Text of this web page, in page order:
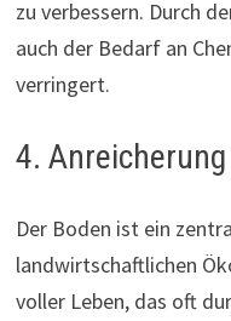
zu verbessern. Durch
auch der Bedarf an
verringert.
4.
Der Boden ist ein
landwirtschaftlichen
voller Leben, das oft